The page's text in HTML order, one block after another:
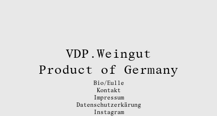
VDP.Weingut
Product of Germany
Bio/Eulle
Kontakt
Impressum
Datenschutzerkärung
Instagram